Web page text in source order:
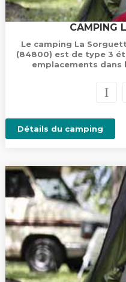
CAMPING
Le camping La
(84800) est de type 3
emplacements dans
Détails du camping